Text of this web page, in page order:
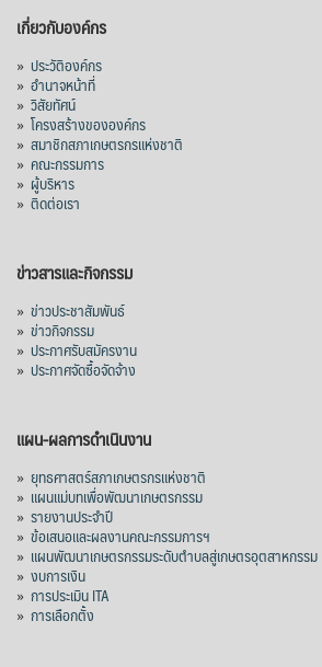
ไทยในช่วง 6 เดือนของปี 2569 (ม.ค.-มิ.ย.) มี
1,205 ล้านดอลลาร์สหรัฐ (ประมาณ
38,003.15 ล้านบาท) ลดลง 27.69%
ปรับตัวลดลงตามสภาวะเศรษฐกิจและการค้า
โลก โดยตลาดส่งออกสำคัญ จีน ส่งออกได้
1.52 ล้านตัน ลด 61.71%
ส่งออกมันครึ่งปี 69 ปริมาณ 2.52 ล้านตัน
ลด 51.63% ยังดีที่ราคาขายดีกว่าปีก่อน
mgronline.com
View on Facebook
สภาเกษตรกรแห่งชาติ
3 days ago
คณะรัฐมนตรี อนุมัติโครงการอ่างเก็บน้ำ
คลองวังโตนด วงเงิน 7,200 ล้านบาท สะท้อน
ผลสำเร็จการผลักดันข้อเสนอเชิงนโยบายของ
เกี่ยวกับองค์กร
» ประวัติองค์กร
» อำนาจหน้าที่
» วิสัยทัศน์
» โครงสร้างขององค์กร
» สมาชิกสภาเกษตรกรแห่งชาติ
» คณะกรรมการ
» ผู้บริหาร
» ติดต่อเรา
ข่าวสารและกิจกรรม
» ข่าวประชาสัมพันธ์
» ข่าวกิจกรรม
» ประกาศรับสมัครงาน
» ประกาศจัดซื้อจัดจ้าง
แผน-ผลการดำเนินงาน
» ยุทธศาสตร์สภาเกษตรกรแห่งชาติ
» แผนแม่บทเพื่อพัฒนาเกษตรกรรม
» รายงานประจำปี
» ข้อเสนอและผลงานคณะกรรมการฯ
» แผนพัฒนาเกษตรกรรมระดับตำบลสู่เกษตรอุตสาหกรรม
» งบการเงิน
» การประเมิน ITA
» การเลือกตั้ง